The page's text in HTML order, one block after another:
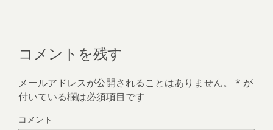
コメントを残す
メールアドレスが公開されることはありません。 * が
付いている欄は必須項目です
コメント